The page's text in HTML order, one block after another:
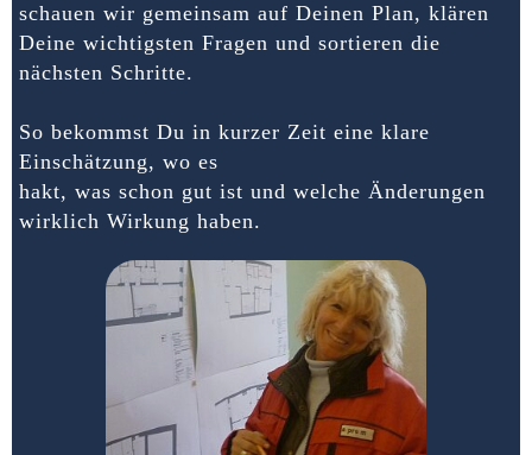
schauen wir gemeinsam auf Deinen Plan, klären
Deine wichtigsten Fragen und sortieren die
nächsten Schritte.
So bekommst Du in kurzer Zeit eine klare
Einschätzung, wo es
hakt, was schon gut ist und welche Änderungen
wirklich Wirkung haben.